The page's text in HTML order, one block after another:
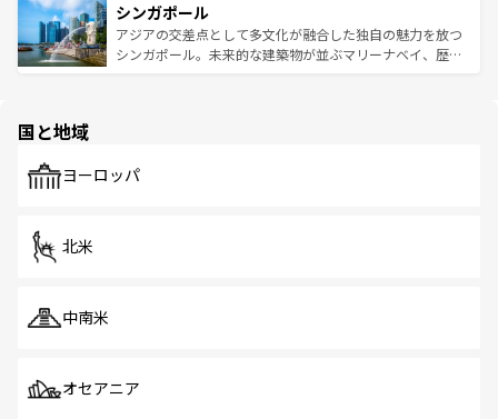
参照してほしい。
激する。気候は一年中温暖で、どの季節にも異なる楽しみ
が待っている。親しみやすいタイの人々、仏教を中心とし
た文化、そして多様な観光資源が、訪れる旅人を魅了し続
み、どこを訪れても感動するはず。観光スポットが密集し
ており、効率よく見どころを回れるのも魅力。息をのむよ
うな絶景から文化的な体験まで、香港を存分に楽しみ尽く
シンガポール
アジアの交差点として多文化が融合した独自の魅力を放つ
シンガポール。未来的な建築物が並ぶマリーナベイ、歴史
で、ホーカーズは地元の風情を楽しめる外せないスポット
国と地域
ヨーロッパ
北米
中南米
オセアニア